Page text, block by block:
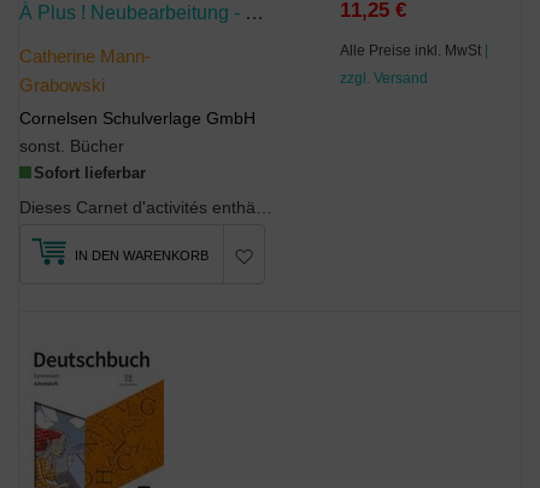
À Plus ! Neubearbeitung - Französisch Als 1. Und 2. Fremdsprache - Ausgabe Ab 2020 - Band 1
Catherine Mann-
Grabowski
Cornelsen Schulverlage GmbH
sonst. Bücher
Sofort lieferbar
11,25 €
Alle Preise inkl. MwSt |
zzgl. Versand
IN DEN WARENKORB